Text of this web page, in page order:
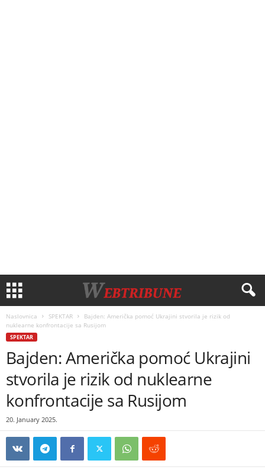
Naslovnica SPEKTAR
Bajden: Američka pomoć Ukrajini stvorila je rizik od
nuklearne konfrontacije sa Rusijom
SPEKTAR
Bajden: Američka pomoć Ukrajini
stvorila je rizik od nuklearne
konfrontacije sa Rusijom
20. January 2025.